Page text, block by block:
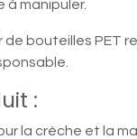
à manipuler.
bouteilles PET
:
la crèche et la